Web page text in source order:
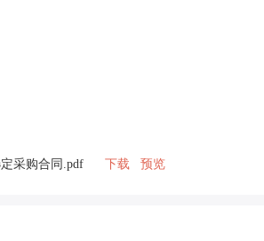
采购合同.pdf 下载 预览